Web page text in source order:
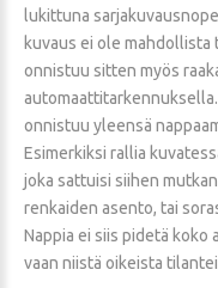
lukittuna
kuvaus ei ole mahdollista
onnistuu sitten myös
onnistuu yleensä
Esimerkiksi rallia
joka sattuisi siihen
renkaiden asento, tai
Nappia ei siis pidetä koko
vaan niistä oikeista